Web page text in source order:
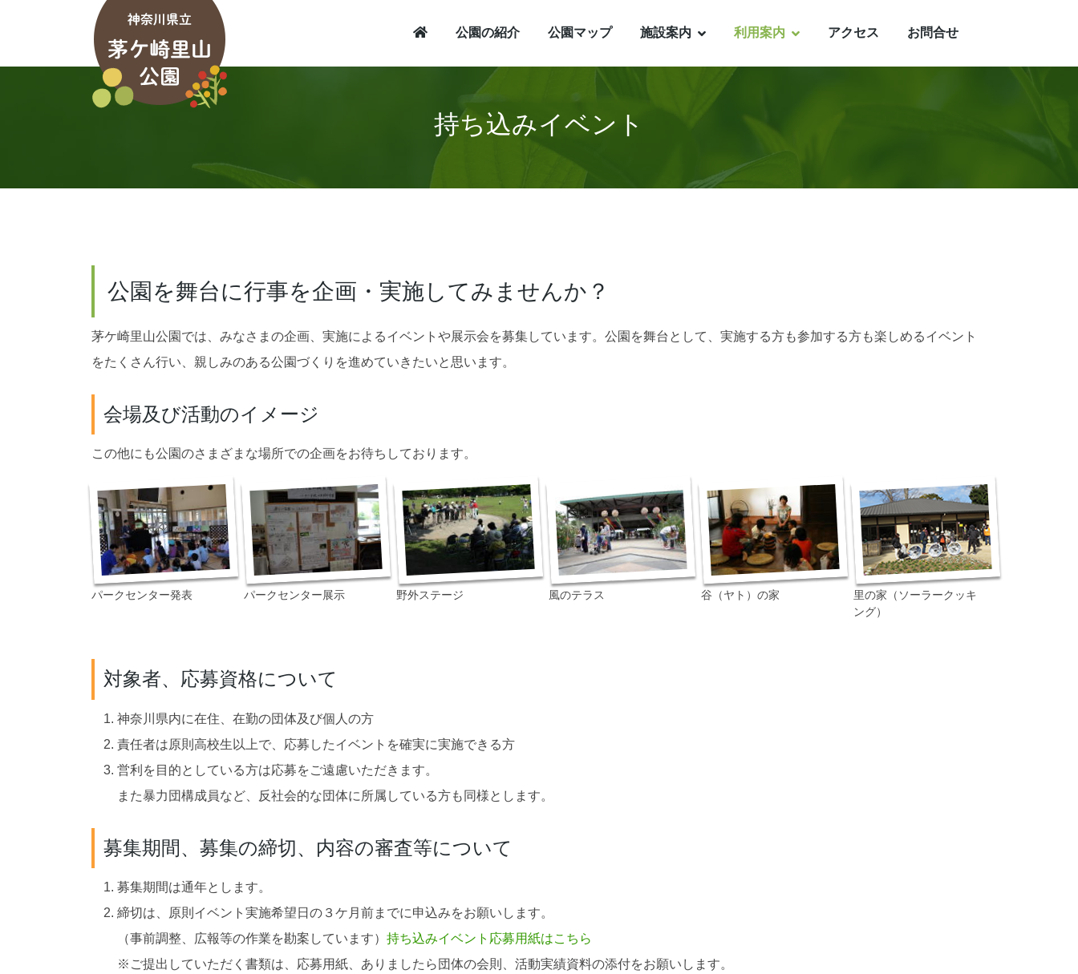
公園の紹介 公園マップ 施設案内 利用案内 アクセス お問合せ
持ち込みイベント
公園を舞台に行事を企画・実施してみませんか？
茅ケ崎里山公園では、みなさまの企画、実施によるイベントや展示会を募集しています。公園を舞台として、実施する方も参加する方も楽しめるイベント
をたくさん行い、親しみのある公園づくりを進めていきたいと思います。
会場及び活動のイメージ
この他にも公園のさまざまな場所での企画をお待ちしております。
パークセンター発表 パークセンター展示 野外ステージ 風のテラス 谷（ヤト）の家
里の家（ソーラークッキ
ング）
対象者、応募資格について
神奈川県内に在住、在勤の団体及び個人の方
責任者は原則高校生以上で、応募したイベントを確実に実施できる方
営利を目的としている方は応募をご遠慮いただきます。
また暴力団構成員など、反社会的な団体に所属している方も同様とします。
募集期間、募集の締切、内容の審査等について
募集期間は通年とします。
締切は、原則イベント実施希望日の３ケ月前までに申込みをお願いします。
（事前調整、広報等の作業を勘案しています） 持ち込みイベント応募用紙はこちら
※ご提出していただく書類は、応募用紙、ありましたら団体の会則、活動実績資料の添付をお願いします。